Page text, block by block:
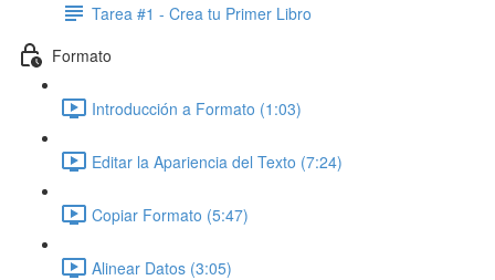
Tarea #1 - Crea tu Primer Libro
Formato
Introducción a Formato (1:03)
Editar la Apariencia del Texto (7:24)
Copiar Formato (5:47)
Alinear Datos (3:05)